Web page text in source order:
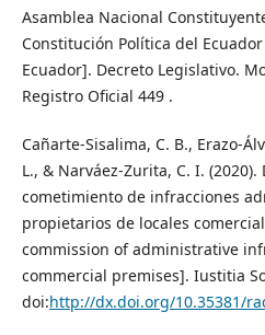
Asamblea Nacional
Constitución Política del
Ecuador]. Decreto Legislativo.
Registro Oficial 449 .
Cañarte-Sisalima, C. B., Erazo-
L., & Narváez-Zurita, C. I.
cometimiento de infracciones
propietarios de locales
commission of administrative
commercial premises]. Iustitia
doi:http://dx.doi.org/10.35381/